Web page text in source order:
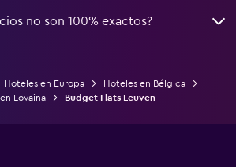
no son 100% exactos?
Hoteles en Europa
Hoteles en Bélgica
Lovaina
Budget Flats Leuven